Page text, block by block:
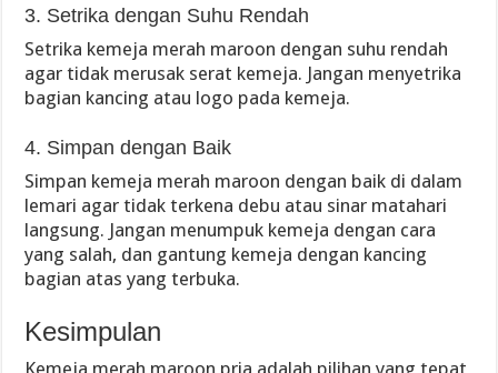
3. Setrika dengan Suhu Rendah
Setrika kemeja merah maroon dengan suhu rendah
agar tidak merusak serat kemeja. Jangan menyetrika
bagian kancing atau logo pada kemeja.
4. Simpan dengan Baik
Simpan kemeja merah maroon dengan baik di dalam
lemari agar tidak terkena debu atau sinar matahari
langsung. Jangan menumpuk kemeja dengan cara
yang salah, dan gantung kemeja dengan kancing
bagian atas yang terbuka.
Kesimpulan
Kemeja merah maroon pria adalah pilihan yang tepat